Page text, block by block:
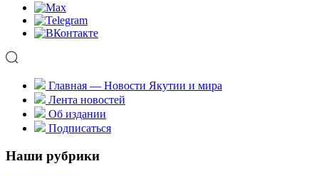
Главная — Новости Якутии и мира
Лента новостей
Об издании
Подписаться
Наши рубрики